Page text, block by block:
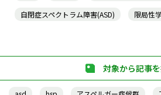
自閉症スペクトラム障害(ASD)
限局性
対象から記事